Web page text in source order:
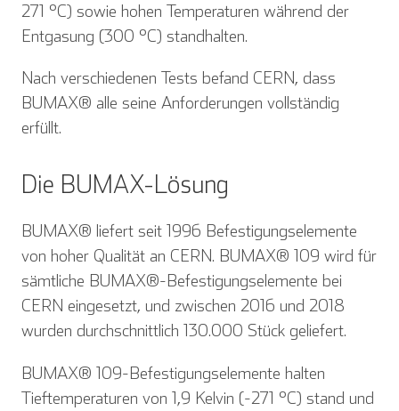
271 °C) sowie hohen Temperaturen während der
Entgasung (300 °C) standhalten.
Nach verschiedenen Tests befand CERN, dass
BUMAX® alle seine Anforderungen vollständig
erfüllt.
Die BUMAX-Lösung
BUMAX® liefert seit 1996 Befestigungselemente
von hoher Qualität an CERN. BUMAX® 109 wird für
sämtliche BUMAX®-Befestigungselemente bei
CERN eingesetzt, und zwischen 2016 und 2018
wurden durchschnittlich 130.000 Stück geliefert.
BUMAX® 109-Befestigungselemente halten
Tieftemperaturen von 1,9 Kelvin (-271 °C) stand und